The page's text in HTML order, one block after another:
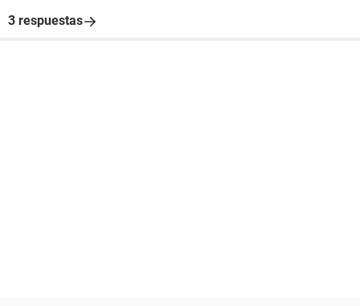
3 respuestas